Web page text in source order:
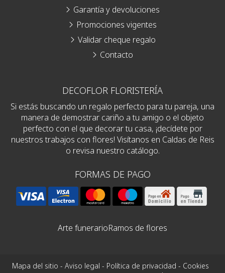
DECOFLOR FLORISTERÍA
Si estás buscando un regalo perfecto para tu pareja, una
manera de demostrar cariño a tu amigo o el objeto
perfecto con el que decorar tu casa, ¡decídete por
nuestros trabajos con flores! Visítanos en Caldas de Reis
o revisa nuestro catálogo.
FORMAS DE PAGO
Garantía y devoluciones
Promociones vigentes
Validar cheque regalo
Contacto
Arte funerarioRamos de flores
Mapa del sitio - Aviso legal - Política de privacidad - Cookies